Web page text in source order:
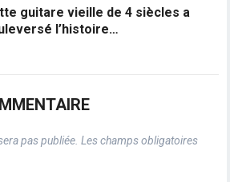
guitare vieille de 4 siècles a
l’histoire…
pas publiée. Les champs obligatoires